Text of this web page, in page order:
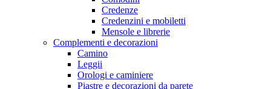
Credenze
Credenzini e mobiletti
Mensole e librerie
Complementi e decorazioni
Camino
Leggii
Orologi e caminiere
Piastre e decorazioni da parete